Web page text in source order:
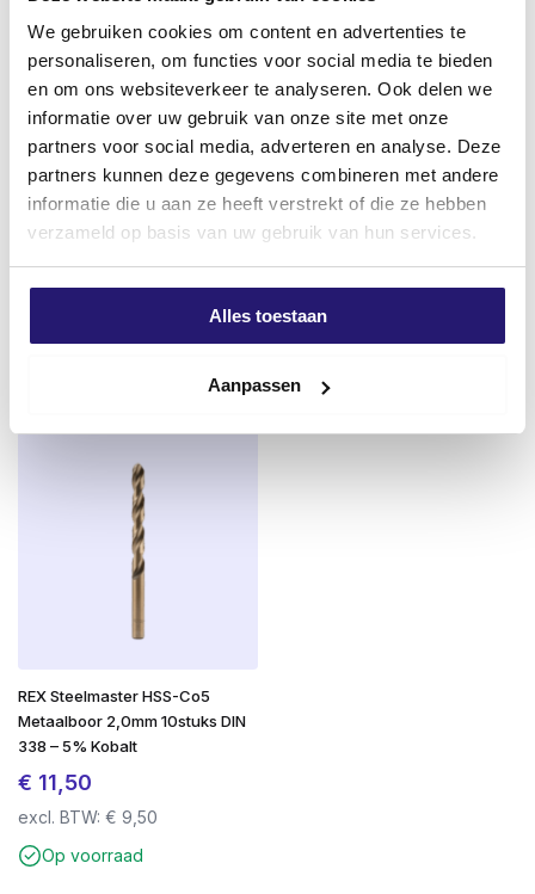
We gebruiken cookies om content en advertenties te
personaliseren, om functies voor social media te bieden
en om ons websiteverkeer te analyseren. Ook delen we
informatie over uw gebruik van onze site met onze
partners voor social media, adverteren en analyse. Deze
partners kunnen deze gegevens combineren met andere
informatie die u aan ze heeft verstrekt of die ze hebben
verzameld op basis van uw gebruik van hun services.
Alles toestaan
Aanpassen
Verkrijgbaar in
Maten:TX-10, TX-15, TX-20, TX-25, TX-30, TX-
40
25 mm en 50 mm
Toepassing
Het indraaien van bevestigingsmiddelen met eenTORX
aansluiting, zoals:
Spaanplaatschroeven
Houtschroeven
Constructieschroeven
Overige Torx-bevestigingsmiddelen
Silvermate
spaanplaatschroeven voldraad
3,0 x 16 TX-10 verzinkt 200
€
Impact Bit Torx 10 x 30mm –
Zeer geschikt voor slagtollen
€2,25
Op voorraad
REX Steelmaster HSS-Co5
Metaalboor 2,0mm 10stuks DIN
338 – 5% Kobalt
€ 11,50
excl. BTW: € 9,50
Op voorraad